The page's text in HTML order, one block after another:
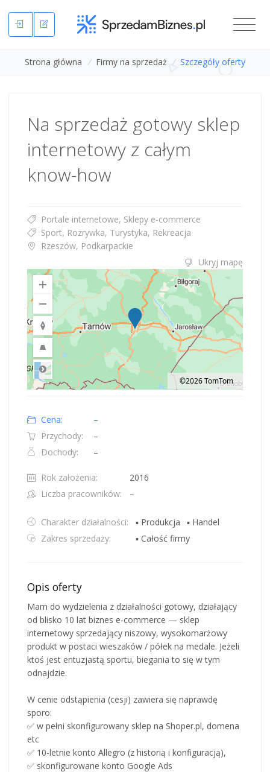
Strona główna / Firmy na sprzedaż / Szczegóły oferty
Na sprzedaż gotowy sklep
internetowy z całym
know-how
Portale internetowe, Sklepy e-commerce
Sport, Rozrywka, Turystyka, Rekreacja
Rzeszów, Podkarpackie
Ukryj mapę
Road
©2026 TomTom
Cena:
–
Przychody:
–
Dochody:
–
Rok założenia:
2016
Liczba pracowników:
–
Charakter działalności: ▪ Produkcja
▪ Handel
Zakres sprzedaży:
▪ Całość firmy
Opis oferty
Mam do wydzielenia z działalności gotowy, działający
od blisko 10 lat biznes e-commerce — sklep
internetowy sprzedający niszowy, wysokomarżowy
produkt w postaci wieszaków / półek na medale. Jeżeli
ktoś jest entuzjastą sportu, biegania to się w tym
odnajdzie.
W cenie odstąpienia (cesji) zawiera się naprawdę
sporo:
✅ w pełni skonfigurowany sklep na Shoper.pl, domena
etc
✅ 10-letnie konto Allegro (z historią i konfiguracją),
✅ skonfigurowane konto Google Ads